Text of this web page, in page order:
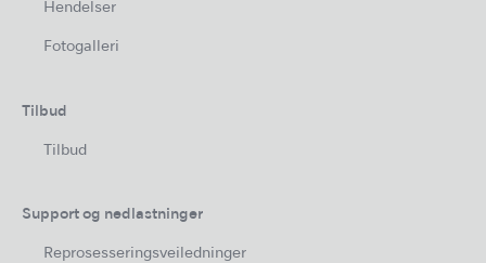
Hendelser
Fotogalleri
Tilbud
Tilbud
Support og nedlastninger
Reprosesseringsveiledninger